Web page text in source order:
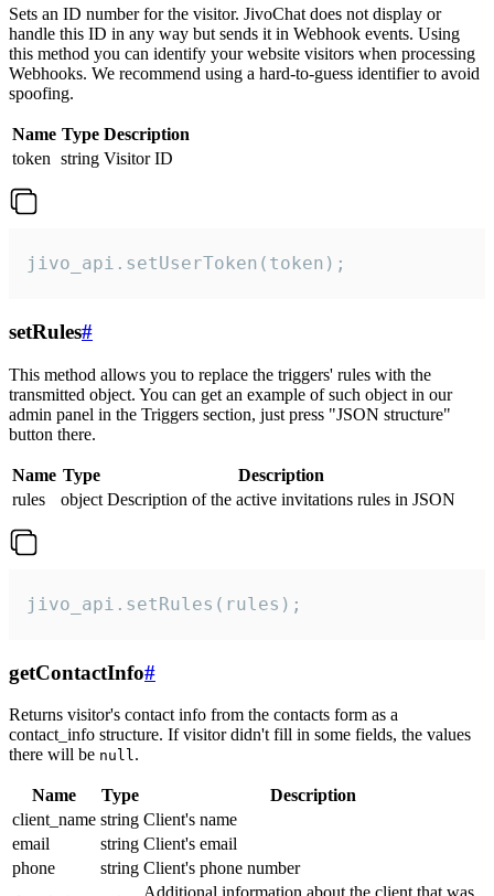
Sets an ID number for the visitor. JivoChat does not display or
handle this ID in any way but sends it in Webhook events. Using
this method you can identify your website visitors when processing
Webhooks. We recommend using a hard-to-guess identifier to avoid
spoofing.
Name Type Description
token string Visitor ID
jivo_api.setUserToken(token);
setRules#
This method allows you to replace the triggers' rules with the
transmitted object. You can get an example of such object in our
admin panel in the Triggers section, just press "JSON structure"
button there.
Name Type
Description
rules
object Description of the active invitations rules in JSON
jivo_api.setRules(rules);
getContactInfo#
Returns visitor's contact info from the contacts form as a
contact_info structure. If visitor didn't fill in some fields, the values
there will be null.
Name Type
Description
client_name string Client's name
email
string Client's email
phone
string Client's phone number